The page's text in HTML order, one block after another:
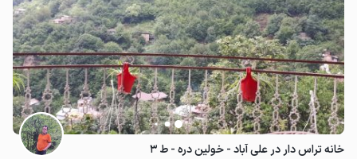
خانه تراس دار در علی آباد - خولین دره - ط ۳